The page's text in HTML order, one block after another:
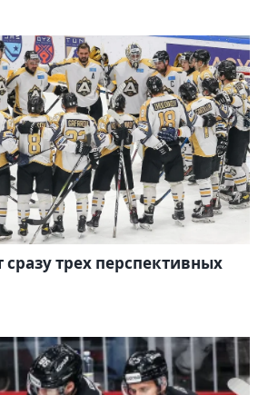
сразу трех перспективных